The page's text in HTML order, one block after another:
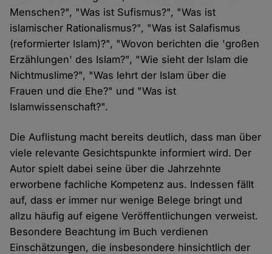
Menschen?", "Was ist Sufismus?", "Was ist
islamischer Rationalismus?", "Was ist Salafismus
(reformierter Islam)?", "Wovon berichten die 'großen
Erzählungen' des Islam?", "Wie sieht der Islam die
Nichtmuslime?", "Was lehrt der Islam über die
Frauen und die Ehe?" und "Was ist
Islamwissenschaft?".
Die Auflistung macht bereits deutlich, dass man über
viele relevante Gesichtspunkte informiert wird. Der
Autor spielt dabei seine über die Jahrzehnte
erworbene fachliche Kompetenz aus. Indessen fällt
auf, dass er immer nur wenige Belege bringt und
allzu häufig auf eigene Veröffentlichungen verweist.
Besondere Beachtung im Buch verdienen
Einschätzungen, die insbesondere hinsichtlich der